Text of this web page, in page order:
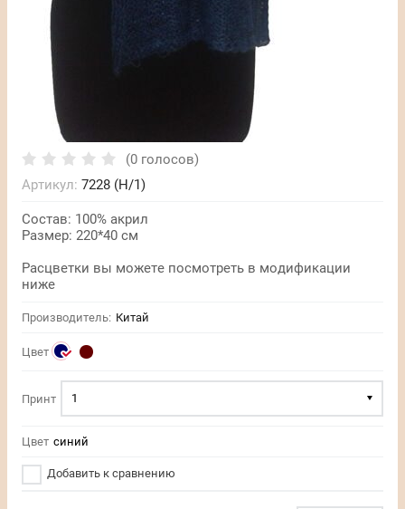
(0 голосов)
Артикул: 7228 (Н/1)
Состав: 100% акрил
Размер: 220*40 см
Расцветки вы можете посмотреть в модификации
ниже
Производитель: Китай
Цвет
Принт 1
Цвет синий
Добавить к сравнению